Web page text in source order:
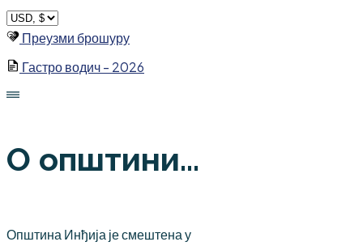
Skip
to
content
Преузми брошуру
Гастро водич - 2026
О општини...
Општина Инђија је смештена у